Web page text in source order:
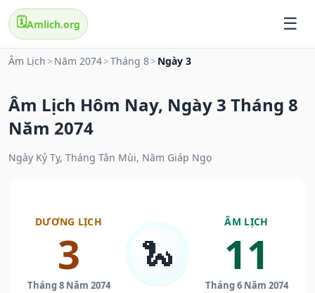
🗓️Amlich.org
Âm Lịch > Năm 2074>Tháng 8> Ngày 3
Âm Lịch Hôm Nay, Ngày 3 Tháng 8
Năm 2074
Ngày Kỷ Tỵ, Tháng Tân Mùi, Năm Giáp Ngọ
DƯƠNG LỊCH
3
Tháng 8 Năm 2074
🐍
ÂM LỊCH
11
Tháng 6 Năm 2074